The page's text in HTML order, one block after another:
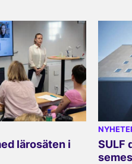
lärosäten i
SULF